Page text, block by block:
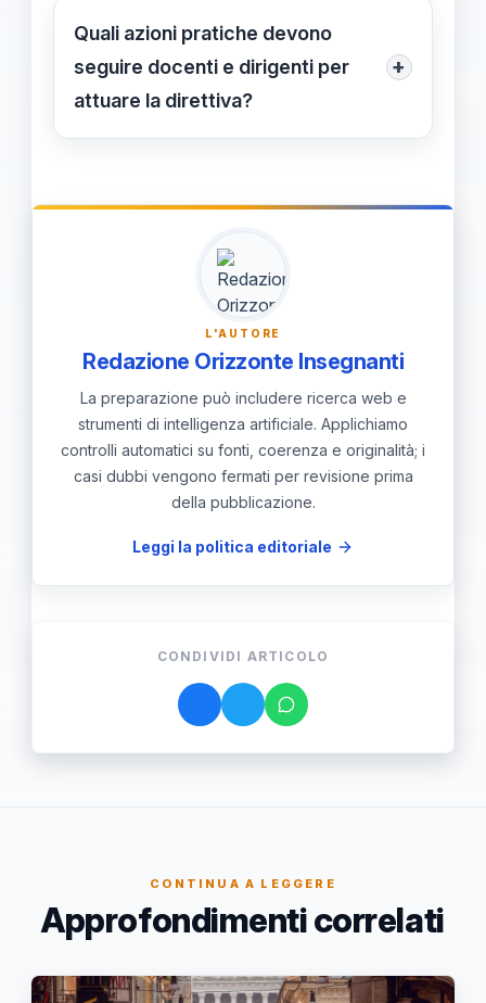
hanno l’obbligo di esporre le bandiere
nelle sedi pubbliche.
all’esterno degli immobili pubblici;
posizionate in alto e orientate
correttamente secondo il cerimoniale;
Quali azioni pratiche devono
seguire docenti e dirigenti per
attuare la direttiva?
+
Verificare disponibilità ed stato delle
visibile, posizionare le bandiere in alto
e orientate, documentare
l’esposizione con foto o nota, e
garantire la sicurezza contro
manomissioni; l’esposizione riguarda
tutte le sedi pubbliche, comprese le
scuole, per l’intera giornata.
L'AUTORE
Redazione Orizzonte Insegnanti
La preparazione può includere ricerca web e
strumenti di intelligenza artificiale. Applichiamo
controlli automatici su fonti, coerenza e originalità; i
casi dubbi vengono fermati per revisione prima
della pubblicazione.
Leggi la politica editoriale
CONDIVIDI ARTICOLO
CONTINUA A LEGGERE
Approfondimenti correlati